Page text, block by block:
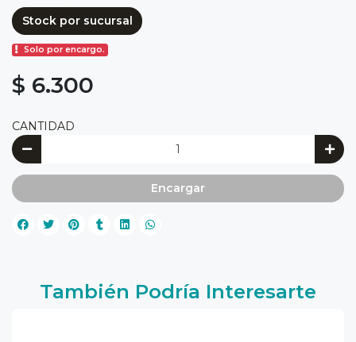
Stock por sucursal
Solo por encargo.
$ 6.300
CANTIDAD
Encargar
También Podría Interesarte